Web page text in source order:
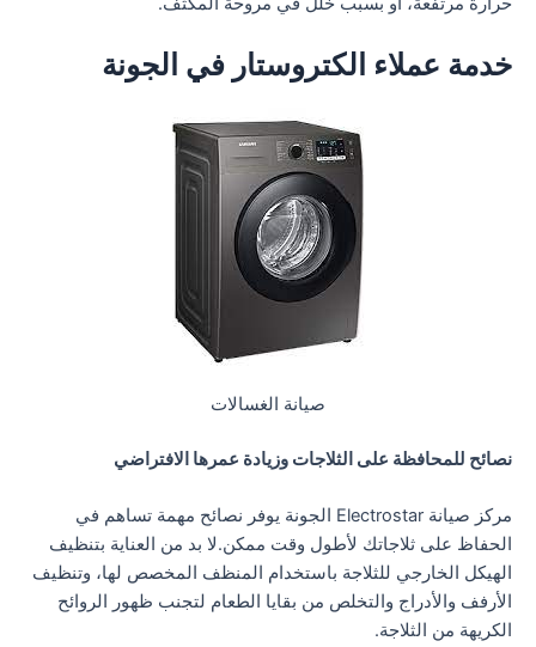
خدمة عملاء الكتروستار في الجونة
صيانة الغسالات
نصائح للمحافظة على الثلاجات وزيادة عمرها الافتراضي
مركز صيانة Electrostar الجونة يوفر نصائح مهمة تساهم في
الحفاظ على ثلاجاتك لأطول وقت ممكن.لا بد من العناية بتنظيف
الهيكل الخارجي للثلاجة باستخدام المنظف المخصص لها، وتنظيف
الأرفف والأدراج والتخلص من بقايا الطعام لتجنب ظهور الروائح
الكريهة من الثلاجة.